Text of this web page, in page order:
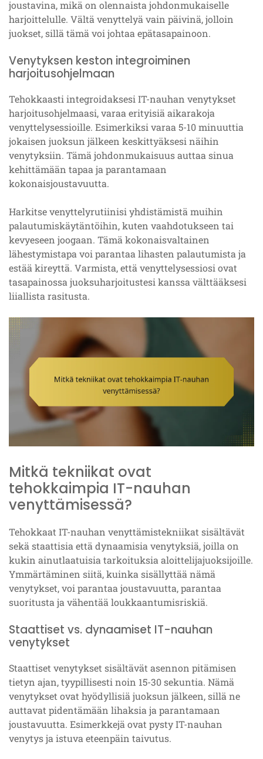
joustavina, mikä on olennaista johdonmukaiselle
harjoittelulle. Vältä venyttelyä vain päivinä, jolloin
juokset, sillä tämä voi johtaa epätasapainoon.
Venytyksen keston integroiminen
harjoitusohjelmaan
Tehokkaasti integroidaksesi IT-nauhan venytykset
harjoitusohjelmaasi, varaa erityisiä aikarakoja
venyttelysessioille. Esimerkiksi varaa 5-10 minuuttia
jokaisen juoksun jälkeen keskittyäksesi näihin
venytyksiin. Tämä johdonmukaisuus auttaa sinua
kehittämään tapaa ja parantamaan
kokonaisjoustavuutta.
Harkitse venyttelyrutiinisi yhdistämistä muihin
palautumiskäytäntöihin, kuten vaahdotukseen tai
kevyeseen joogaan. Tämä kokonaisvaltainen
lähestymistapa voi parantaa lihasten palautumista ja
estää kireyttä. Varmista, että venyttelysessiosi ovat
tasapainossa juoksuharjoitustesi kanssa välttääksesi
liiallista rasitusta.
Mitkä tekniikat ovat
tehokkaimpia IT-nauhan
venyttämisessä?
Tehokkaat IT-nauhan venyttämistekniikat sisältävät
sekä staattisia että dynaamisia venytyksiä, joilla on
kukin ainutlaatuisia tarkoituksia aloittelijajuoksijoille.
Ymmärtäminen siitä, kuinka sisällyttää nämä
venytykset, voi parantaa joustavuutta, parantaa
suoritusta ja vähentää loukkaantumisriskiä.
Staattiset vs. dynaamiset IT-nauhan
venytykset
Staattiset venytykset sisältävät asennon pitämisen
tietyn ajan, tyypillisesti noin 15-30 sekuntia. Nämä
venytykset ovat hyödyllisiä juoksun jälkeen, sillä ne
auttavat pidentämään lihaksia ja parantamaan
joustavuutta. Esimerkkejä ovat pysty IT-nauhan
venytys ja istuva eteenpäin taivutus.